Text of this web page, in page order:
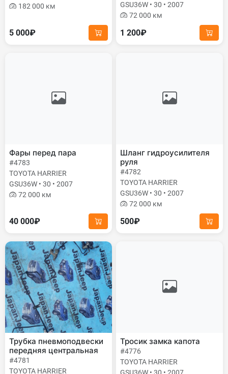
182 000 км
5 000₽
GSU36W • 30 • 2007
72 000 км
1 200₽
Фары перед пара
#4783
TOYOTA HARRIER
GSU36W • 30 • 2007
72 000 км
40 000₽
Шланг гидроусилителя
руля
#4782
TOYOTA HARRIER
GSU36W • 30 • 2007
72 000 км
500₽
Трубка пневмоподвески
передняя центральная
#4781
TOYOTA HARRIER
Тросик замка капота
#4776
TOYOTA HARRIER